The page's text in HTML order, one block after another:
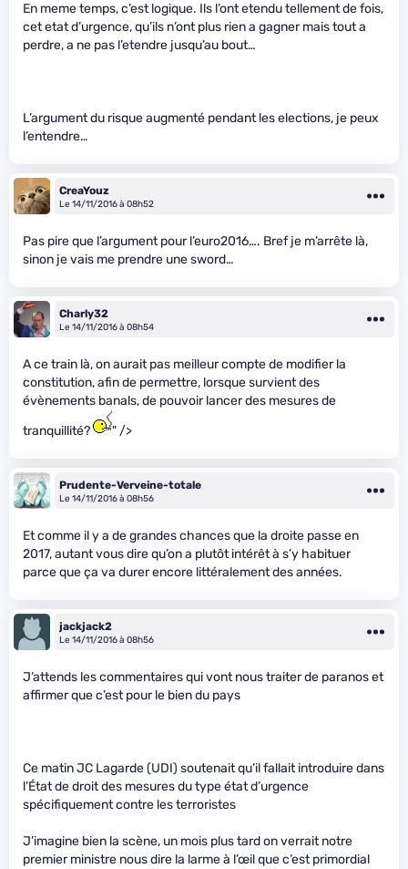
En meme temps, c’est logique. Ils l’ont etendu tellement de fois,
cet etat d’urgence, qu’ils n’ont plus rien a gagner mais tout a
perdre, a ne pas l’etendre jusqu’au bout…
L’argument du risque augmenté pendant les elections, je peux
l’entendre…
CreaYouz
Le 14/11/2016 à 08h52
Pas pire que l’argument pour l’euro2016…. Bref je m’arrête là,
sinon je vais me prendre une sword…
Charly32
Le 14/11/2016 à 08h54
A ce train là, on aurait pas meilleur compte de modifier la
constitution, afin de permettre, lorsque survient des
évènements banals, de pouvoir lancer des mesures de
tranquillité?
" />
Prudente-Verveine-totale
Le 14/11/2016 à 08h56
Et comme il y a de grandes chances que la droite passe en
2017, autant vous dire qu’on a plutôt intérêt à s’y habituer
parce que ça va durer encore littéralement des années.
jackjack2
Le 14/11/2016 à 08h56
J’attends les commentaires qui vont nous traiter de paranos et
affirmer que c’est pour le bien du pays
Ce matin JC Lagarde (UDI) soutenait qu’il fallait introduire dans
l’État de droit des mesures du type état d’urgence
spécifiquement contre les terroristes
J’imagine bien la scène, un mois plus tard on verrait notre
premier ministre nous dire la larme à l’œil que c’est primordial